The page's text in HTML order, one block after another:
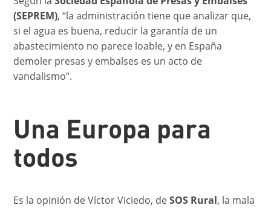
(SEPREM), “la administración tiene que analizar que,
si el agua es buena, reducir la garantía de un
abastecimiento no parece loable, y en España
demoler presas y embalses es un acto de
vandalismo”.
Una Europa para
todos
Es la opinión de Víctor Viciedo, deSOS Rural, la mala